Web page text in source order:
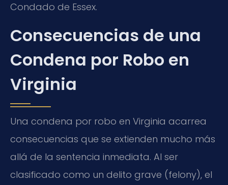
Condado de Essex.
Consecuencias de una
Condena por Robo en
Virginia
Una condena por robo en Virginia acarrea
consecuencias que se extienden mucho más
allá de la sentencia inmediata. Al ser
clasificado como un delito grave (felony), el